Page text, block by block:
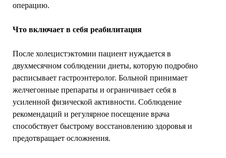
операцию.
Что включает в себя реабилитация
После холецистэктомии пациент нуждается в
двухмесячном соблюдении диеты, которую подробно
расписывает гастроэнтеролог. Больной принимает
желчегонные препараты и ограничивает себя в
усиленной физической активности. Соблюдение
рекомендаций и регулярное посещение врача
способствует быстрому восстановлению здоровья и
предотвращает осложнения.